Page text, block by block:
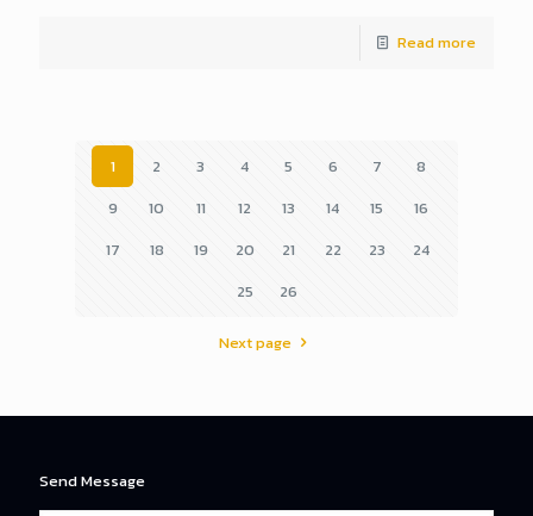
Read more
1 2 3 4 5 6 7
8
9
10 11 12 13 14 15
16
17
18 19 20 21 22 23
24
25
26
Next page
Send Message